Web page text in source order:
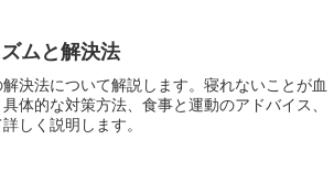
ムと解決法
決法について解説します。寝れないことが血
体的な対策方法、食事と運動のアドバイス、
しく説明します。